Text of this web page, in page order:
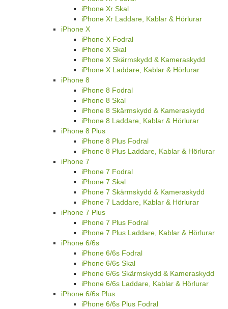
iPhone Xr Skal
iPhone Xr Laddare, Kablar & Hörlurar
iPhone X
iPhone X Fodral
iPhone X Skal
iPhone X Skärmskydd & Kameraskydd
iPhone X Laddare, Kablar & Hörlurar
iPhone 8
iPhone 8 Fodral
iPhone 8 Skal
iPhone 8 Skärmskydd & Kameraskydd
iPhone 8 Laddare, Kablar & Hörlurar
iPhone 8 Plus
iPhone 8 Plus Fodral
iPhone 8 Plus Laddare, Kablar & Hörlurar
iPhone 7
iPhone 7 Fodral
iPhone 7 Skal
iPhone 7 Skärmskydd & Kameraskydd
iPhone 7 Laddare, Kablar & Hörlurar
iPhone 7 Plus
iPhone 7 Plus Fodral
iPhone 7 Plus Laddare, Kablar & Hörlurar
iPhone 6/6s
iPhone 6/6s Fodral
iPhone 6/6s Skal
iPhone 6/6s Skärmskydd & Kameraskydd
iPhone 6/6s Laddare, Kablar & Hörlurar
iPhone 6/6s Plus
iPhone 6/6s Plus Fodral